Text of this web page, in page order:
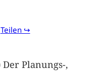
Teilen ↪
Der Planungs-,